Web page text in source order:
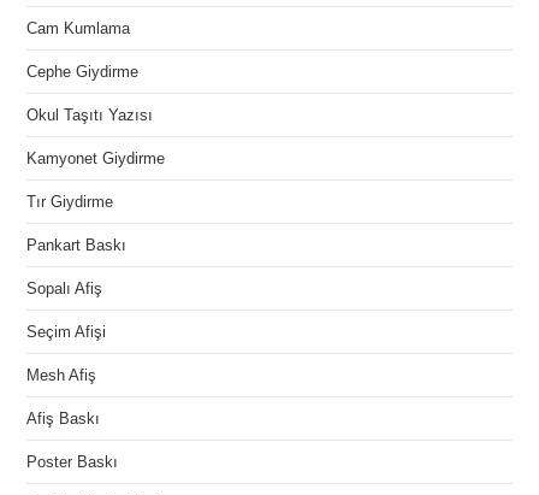
Cam Kumlama
Cephe Giydirme
Okul Taşıtı Yazısı
Kamyonet Giydirme
Tır Giydirme
Pankart Baskı
Sopalı Afiş
Seçim Afişi
Mesh Afiş
Afiş Baskı
Poster Baskı